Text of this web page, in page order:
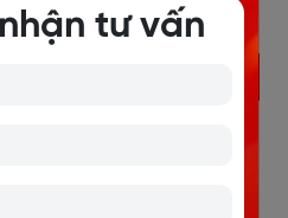
viên), đảm bảo học viên
tư vấn